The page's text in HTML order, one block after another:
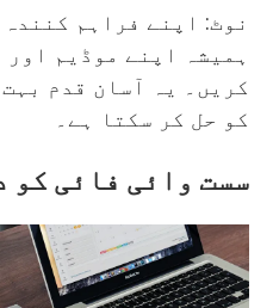
نوٹ: اپنے فراہم
ہمیشہ اپنے موڈیم
کریں۔ یہ آسان قدم
کو حل کر سکتا ہے۔
سست وائی فائی کو